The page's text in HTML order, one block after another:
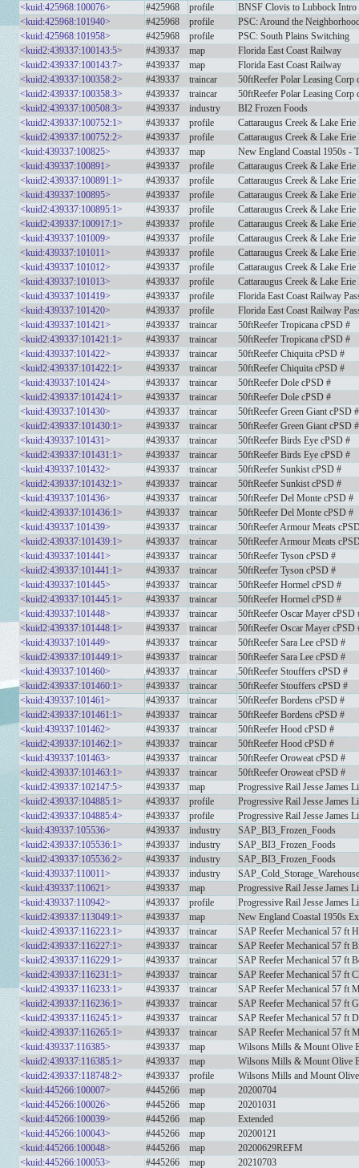
<kuid:425968:100076> #425968 profile
BNSF Clovis to Lubbock
<kuid:425968:101940>
#425968 profile
PSC: Around the
<kuid:425968:101958>
#425968 profile
PSC: South Plains Switching
<kuid2:439337:100143:5>
#439337 map
Florida East Coast Railway
<kuid2:439337:100143:7>
#439337 map
Florida East Coast Railway
<kuid2:439337:100358:2>
#439337 traincar
50ftReefer Polar Leasing Corp
<kuid2:439337:100358:3>
#439337 traincar
50ftReefer Polar Leasing Corp
<kuid2:439337:100508:3>
#439337 industry
BI2 Frozen Foods
<kuid2:439337:100752:1>
#439337 profile
Cattaraugus Creek & Lake
<kuid2:439337:100752:2>
#439337 profile
Cattaraugus Creek & Lake
<kuid:439337:100825>
#439337 map
New England Coastal 1950s -
<kuid:439337:100891>
#439337 profile
Cattaraugus Creek & Lake
<kuid2:439337:100891:1>
#439337 profile
Cattaraugus Creek & Lake
<kuid:439337:100895>
#439337 profile
Cattaraugus Creek & Lake
<kuid2:439337:100895:1>
#439337 profile
Cattaraugus Creek & Lake
<kuid2:439337:100917:1>
#439337 profile
Cattaraugus Creek & Lake
<kuid:439337:101009>
#439337 profile
Cattaraugus Creek & Lake
<kuid:439337:101011>
#439337 profile
Cattaraugus Creek & Lake
<kuid:439337:101012>
#439337 profile
Cattaraugus Creek & Lake
<kuid:439337:101013>
#439337 profile
Cattaraugus Creek & Lake
<kuid:439337:101419>
#439337 profile
Florida East Coast Railway
<kuid:439337:101420>
#439337 profile
Florida East Coast Railway
<kuid:439337:101421>
#439337 traincar
50ftReefer Tropicana cPSD #
<kuid2:439337:101421:1>
#439337 traincar
50ftReefer Tropicana cPSD #
<kuid:439337:101422>
#439337 traincar
50ftReefer Chiquita cPSD #
<kuid2:439337:101422:1>
#439337 traincar
50ftReefer Chiquita cPSD #
<kuid:439337:101424>
#439337 traincar
50ftReefer Dole cPSD #
<kuid2:439337:101424:1>
#439337 traincar
50ftReefer Dole cPSD #
<kuid:439337:101430>
#439337 traincar
50ftReefer Green Giant cPSD #
<kuid2:439337:101430:1>
#439337 traincar
50ftReefer Green Giant cPSD #
<kuid:439337:101431>
#439337 traincar
50ftReefer Birds Eye cPSD #
<kuid2:439337:101431:1>
#439337 traincar
50ftReefer Birds Eye cPSD #
<kuid:439337:101432>
#439337 traincar
50ftReefer Sunkist cPSD #
<kuid2:439337:101432:1>
#439337 traincar
50ftReefer Sunkist cPSD #
<kuid:439337:101436>
#439337 traincar
50ftReefer Del Monte cPSD #
<kuid2:439337:101436:1>
#439337 traincar
50ftReefer Del Monte cPSD #
<kuid:439337:101439>
#439337 traincar
50ftReefer Armour Meats
<kuid2:439337:101439:1>
#439337 traincar
50ftReefer Armour Meats
<kuid:439337:101441>
#439337 traincar
50ftReefer Tyson cPSD #
<kuid2:439337:101441:1>
#439337 traincar
50ftReefer Tyson cPSD #
<kuid:439337:101445>
#439337 traincar
50ftReefer Hormel cPSD #
<kuid2:439337:101445:1>
#439337 traincar
50ftReefer Hormel cPSD #
<kuid:439337:101448>
#439337 traincar
50ftReefer Oscar Mayer cPSD
<kuid2:439337:101448:1>
#439337 traincar
50ftReefer Oscar Mayer cPSD
<kuid:439337:101449>
#439337 traincar
50ftReefer Sara Lee cPSD #
<kuid2:439337:101449:1>
#439337 traincar
50ftReefer Sara Lee cPSD #
<kuid:439337:101460>
#439337 traincar
50ftReefer Stouffers cPSD #
<kuid2:439337:101460:1>
#439337 traincar
50ftReefer Stouffers cPSD #
<kuid:439337:101461>
#439337 traincar
50ftReefer Bordens cPSD #
<kuid2:439337:101461:1>
#439337 traincar
50ftReefer Bordens cPSD #
<kuid:439337:101462>
#439337 traincar
50ftReefer Hood cPSD #
<kuid2:439337:101462:1>
#439337 traincar
50ftReefer Hood cPSD #
<kuid:439337:101463>
#439337 traincar
50ftReefer Oroweat cPSD #
<kuid2:439337:101463:1>
#439337 traincar
50ftReefer Oroweat cPSD #
<kuid2:439337:102147:5>
#439337 map
Progressive Rail Jesse James
<kuid2:439337:104885:1>
#439337 profile
Progressive Rail Jesse James
<kuid2:439337:104885:4>
#439337 profile
Progressive Rail Jesse James
<kuid:439337:105536>
#439337 industry
SAP_BI3_Frozen_Foods
<kuid2:439337:105536:1>
#439337 industry
SAP_BI3_Frozen_Foods
<kuid2:439337:105536:2>
#439337 industry
SAP_BI3_Frozen_Foods
<kuid:439337:110011>
#439337 industry
<kuid:439337:110621>
#439337 map
Progressive Rail Jesse James
<kuid:439337:110942>
#439337 profile
Progressive Rail Jesse James
<kuid2:439337:113049:1>
#439337 map
New England Coastal 1950s
<kuid2:439337:116223:1>
#439337 traincar
SAP Reefer Mechanical 57 ft
<kuid2:439337:116227:1>
#439337 traincar
SAP Reefer Mechanical 57 ft
<kuid2:439337:116229:1>
#439337 traincar
SAP Reefer Mechanical 57 ft
<kuid2:439337:116231:1>
#439337 traincar
SAP Reefer Mechanical 57 ft
<kuid2:439337:116233:1>
#439337 traincar
SAP Reefer Mechanical 57 ft
<kuid2:439337:116236:1>
#439337 traincar
SAP Reefer Mechanical 57 ft
<kuid2:439337:116245:1>
#439337 traincar
SAP Reefer Mechanical 57 ft
<kuid2:439337:116265:1>
#439337 traincar
SAP Reefer Mechanical 57 ft
<kuid:439337:116385>
#439337 map
Wilsons Mills & Mount Olive
<kuid2:439337:116385:1>
#439337 map
Wilsons Mills & Mount Olive
<kuid2:439337:118748:2>
#439337 profile
Wilsons Mills and Mount
<kuid:445266:100007>
#445266 map
20200704
<kuid:445266:100026>
#445266 map
20201031
<kuid:445266:100039>
#445266 map
Extended
<kuid:445266:100043>
#445266 map
20200121
<kuid:445266:100048>
#445266 map
20200629REFM
<kuid:445266:100053>
#445266 map
20210703